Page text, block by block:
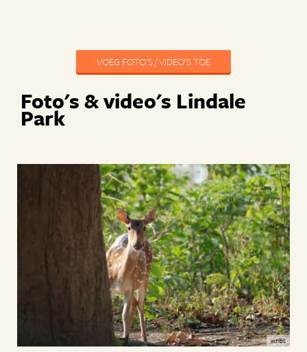
VOEG FOTO'S / VIDEO'S TOE
Foto's & video's Lindale
Park
wribs